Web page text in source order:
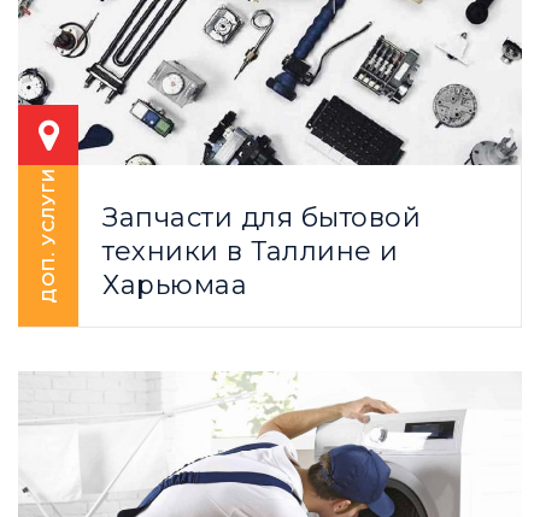
ДОП. УСЛУГИ
Запчасти для бытовой
техники в Таллине и
Харьюмаа